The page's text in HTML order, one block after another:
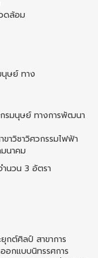
ดล้อม
ษย์ ทาง
รมนุษย์ ทางการพัฒนา
าวิชาวิศวกรรมไฟฟ้า
นาคม
นวน 3 อัตรา
กต์ศิลป์ สาขาการ
อกแบบนิทรรศการ